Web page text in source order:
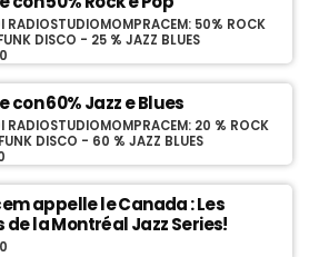
RADIOSTUDIOMOMPRACEM: 50% ROCK
DISCO - 25 % JAZZ BLUES
con 60% Jazz e Blues
RADIOSTUDIOMOMPRACEM: 20 % ROCK
DISCO - 60 % JAZZ BLUES
appelle le Canada : Les
de la Montréal Jazz Series!